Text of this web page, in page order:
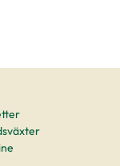
till själva